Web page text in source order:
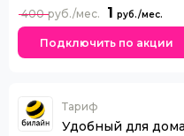
1
400
Подключить по акции
Тариф
Удобный для